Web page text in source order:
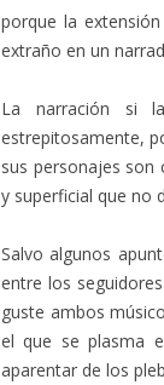
porque la
extraño en un
La narración si
estrepitosamente,
sus personajes son
y superficial que no
Salvo algunos
entre los
guste ambos
el que se plasma
aparentar de los